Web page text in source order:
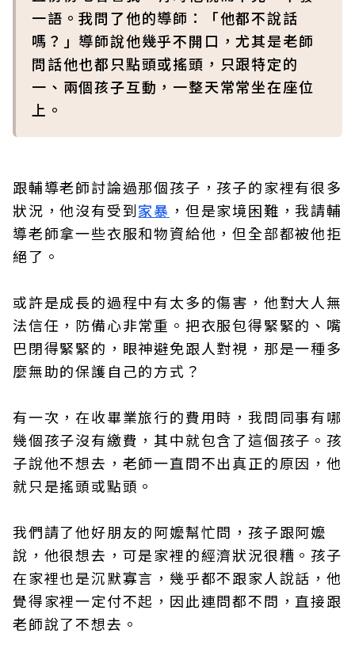
一語。我問了他的導師：「他都不說話
嗎？」導師說他幾乎不開口，尤其是老師
問話他也都只點頭或搖頭，只跟特定的
一、兩個孩子互動，一整天常常坐在座位
上。
跟輔導老師討論過那個孩子，孩子的家裡有很多
狀況，他沒有受到家暴 ，但是家境困難，我請輔
導老師拿一些衣服和物資給他，但全部都被他拒
絕了。
或許是成長的過程中有太多的傷害，他對大人無
法信任，防備心非常重。把衣服包得緊緊的、嘴
巴閉得緊緊的，眼神避免跟人對視，那是一種多
麼無助的保護自己的方式？
有一次，在收畢業旅行的費用時，我問同事有哪
幾個孩子沒有繳費，其中就包含了這個孩子。孩
子說他不想去，老師一直問不出真正的原因，他
就只是搖頭或點頭。
我們請了他好朋友的阿嬤幫忙問，孩子跟阿嬤
說，他很想去，可是家裡的經濟狀況很糟。孩子
在家裡也是沉默寡言，幾乎都不跟家人說話，他
覺得家裡一定付不起，因此連問都不問，直接跟
老師說了不想去。